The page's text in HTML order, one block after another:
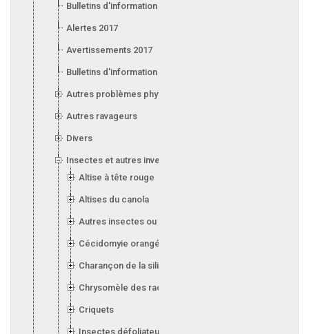
Bulletins d'information 2018
Alertes 2017
Avertissements 2017
Bulletins d'information 2017
Autres problèmes phytosanitaires
Autres ravageurs
Divers
Insectes et autres invertébrés
Altise à tête rouge
Altises du canola
Autres insectes ou invertébrés
Cécidomyie orangée du blé
Charançon de la silique (canola)
Chrysomèle des racines du maïs
Criquets
Insectes défoliateurs (soya)